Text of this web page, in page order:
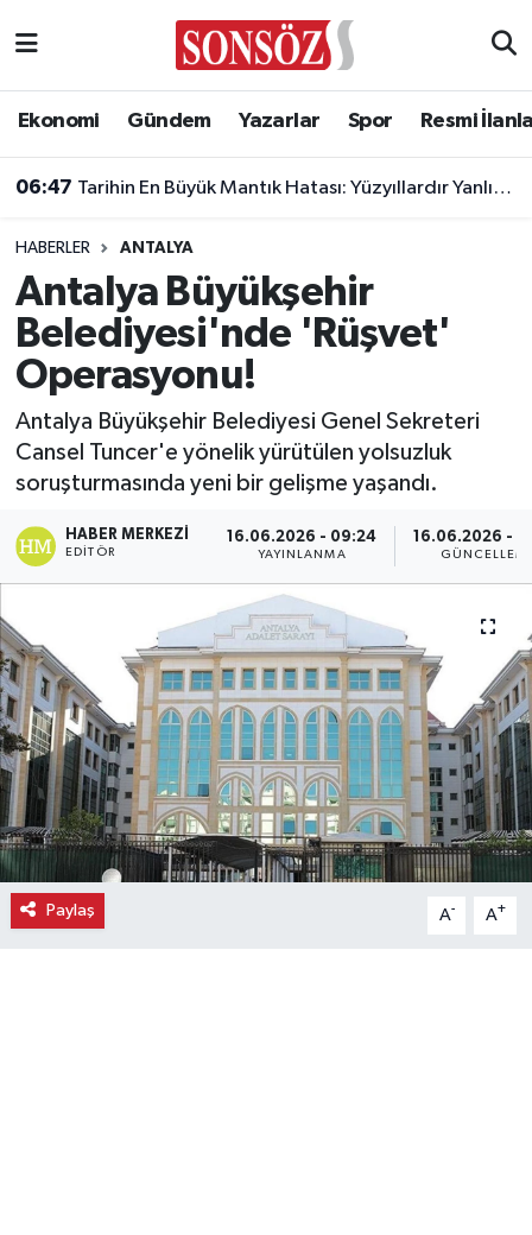
Ekonomi Gündem Yazarlar Spor Resmi
06:47 Tarihin En Büyük Mantık Hatası: Yüzyıllardır Yanlış Biliyoruz!
HABERLER ANTALYA
Antalya Büyükşehir
Belediyesi'nde 'Rüşvet'
Operasyonu!
Antalya Büyükşehir Belediyesi Genel Sekreteri
Cansel Tuncer'e yönelik yürütülen yolsuzluk
soruşturmasında yeni bir gelişme yaşandı.
HABER MERKEZI
EDITÖR
16.06.2026 - 09:24
YAYINLANMA
16.06.2026 -
Paylaş A- A+
Asayiş
Biyografi
Çevre
Diğer
Dünya
Emlak
Gündem
Gurme
Haber
Ankara Nöbetçi Eczaneler
Ankara Trafik Yoğunluk Haritası
Süper Lig Puan Durumu ve Fikstür
Tüm Manşetler
Son Dakika Haberleri